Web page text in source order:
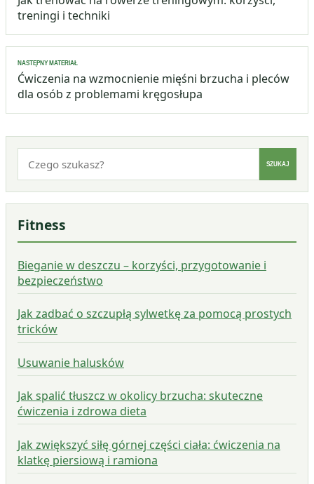
treningi i techniki
NASTĘPNY MATERIAŁ
Ćwiczenia na wzmocnienie mięśni brzucha i pleców
dla osób z problemami kręgosłupa
SZUKAJ
Fitness
Bieganie w deszczu – korzyści, przygotowanie i
bezpieczeństwo
Jak zadbać o szczupłą sylwetkę za pomocą prostych
tricków
Usuwanie halusków
Jak spalić tłuszcz w okolicy brzucha: skuteczne
ćwiczenia i zdrowa dieta
Jak zwiększyć siłę górnej części ciała: ćwiczenia na
klatkę piersiową i ramiona